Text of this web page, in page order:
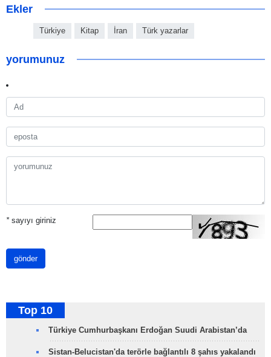
Ekler
Türkiye Kitap İran Türk yazarlar
yorumunuz
*sayıyı giriniz
gönder
Top 10
Türkiye Cumhurbaşkanı Erdoğan Suudi Arabistan’da
Sistan-Belucistan'da terörle bağlantılı 8 şahıs yakalandı